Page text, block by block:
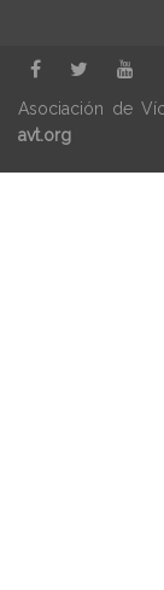
Asociación de
avt.org